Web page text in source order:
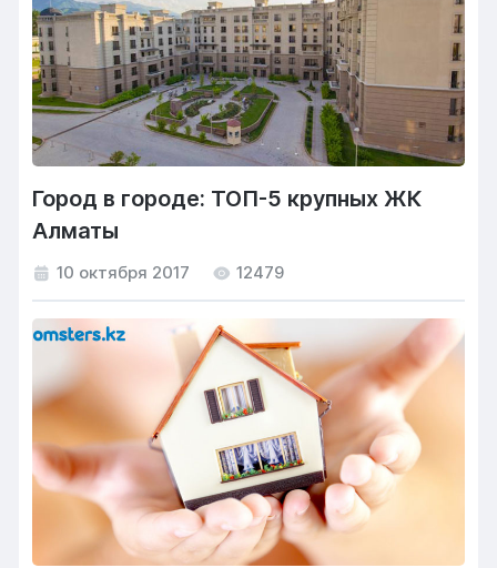
Город в городе: ТОП-5 крупных ЖК
Алматы
10 октября 2017 12479